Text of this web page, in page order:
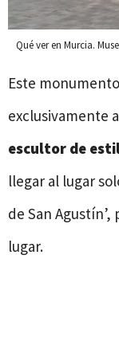
Qué ver en Murcia.
Este
exclusivamente a
escultor de
llegar al lugar
de San
lugar.